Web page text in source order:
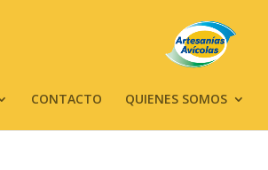
CONTACTO QUIENES SOMOS